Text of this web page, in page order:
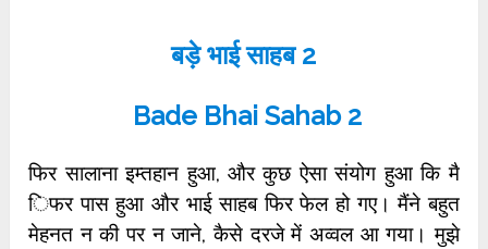
बड़े भाई साहब 2
Bade Bhai Sahab 2
फिर सालाना इम्‍तहान हुआ, और कुछ ऐसा संयोग हुआ कि मै
‍‍‍‍‍‍िफ‍र पास हुआ और भाई साहब फिर ‍फेल हो गए। मैंने बहुत
मेहनत न की पर न जाने, कैसे दरजे में अव्‍वल आ गया। मुझे